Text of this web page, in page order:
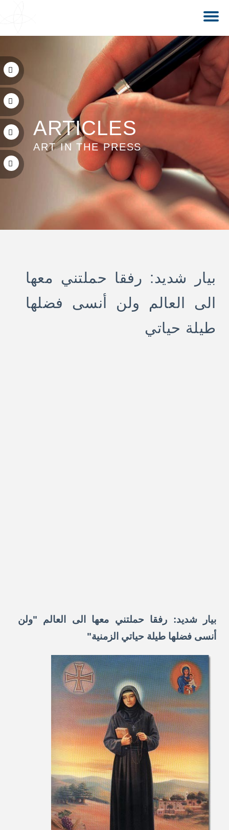
ARTICLES
ART IN THE PRESS
بيار شديد: رفقا حملتني معها
الى العالم ولن أنسى فضلها
طيلة حياتي
بيار شديد: رفقا حملتني معها الى العالم "ولن
أنسى فضلها طيلة حياتي الزمنية"